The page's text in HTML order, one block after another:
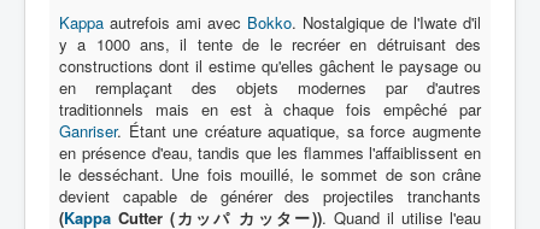
Protagoniste
Entourage
Antagoniste
Monstre
Autre
Kappa autrefois ami avec Bokko. Nostalgique de l'Iwate d'il
y a 1000 ans, il tente de le recréer en détruisant des
constructions dont il estime qu'elles gâchent le paysage ou
en remplaçant des objets modernes par d'autres
traditionnels mais en est à chaque fois empêché par
Ganriser. Étant une créature aquatique, sa force augmente
en présence d'eau, tandis que les flammes l'affaiblissent en
le desséchant. Une fois mouillé, le sommet de son crâne
devient capable de générer des projectiles tranchants
(Kappa Cutter (カッパ カッター)). Quand il utilise l'eau